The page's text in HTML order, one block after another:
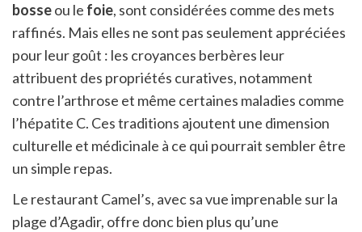
bosseou le foie, sont considérées comme des mets
raffinés. Mais elles ne sont pas seulement appréciées
pour leur goût : les croyances berbères leur
attribuent des propriétés curatives, notamment
contre l’arthrose et même certaines maladies comme
l’hépatite C. Ces traditions ajoutent une dimension
culturelle et médicinale à ce qui pourrait sembler être
un simple repas.
Le restaurant Camel’s, avec sa vue imprenable sur la
plage d’Agadir, offre donc bien plus qu’une